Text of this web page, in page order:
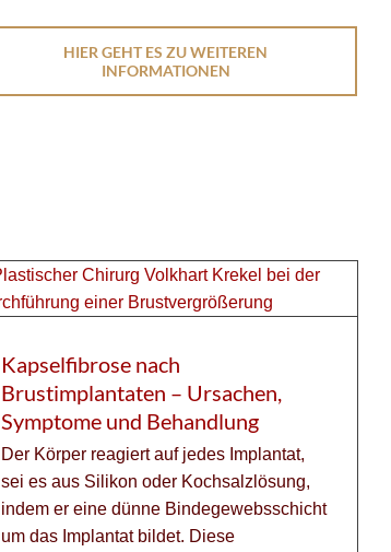
HIER GEHT ES ZU WEITEREN
INFORMATIONEN
Kapselfibrose nach
Brustimplantaten – Ursachen,
Symptome und Behandlung
Der Körper reagiert auf jedes Implantat,
sei es aus Silikon oder Kochsalzlösung,
indem er eine dünne Bindegewebsschicht
um das Implantat bildet. Diese